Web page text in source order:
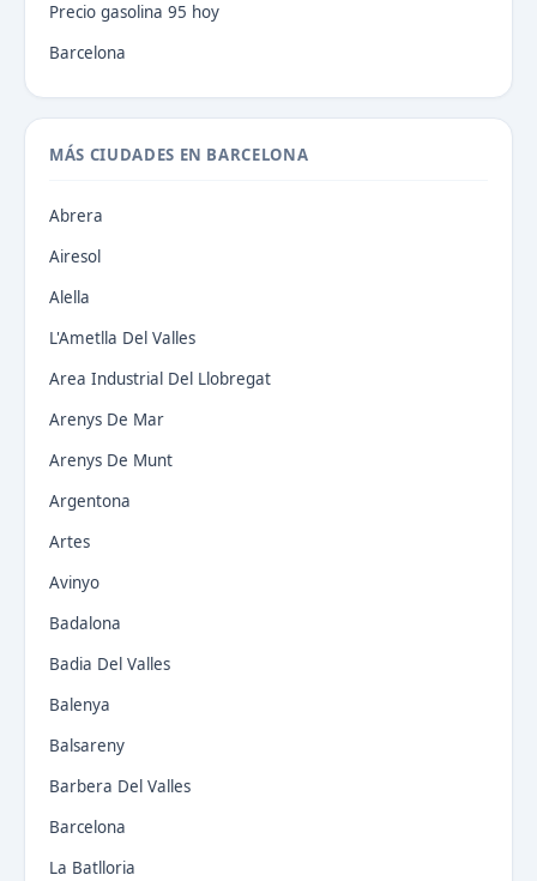
Precio gasolina 95 hoy
Barcelona
MÁS CIUDADES EN BARCELONA
Abrera
Airesol
Alella
L'Ametlla Del Valles
Area Industrial Del Llobregat
Arenys De Mar
Arenys De Munt
Argentona
Artes
Avinyo
Badalona
Badia Del Valles
Balenya
Balsareny
Barbera Del Valles
Barcelona
La Batlloria